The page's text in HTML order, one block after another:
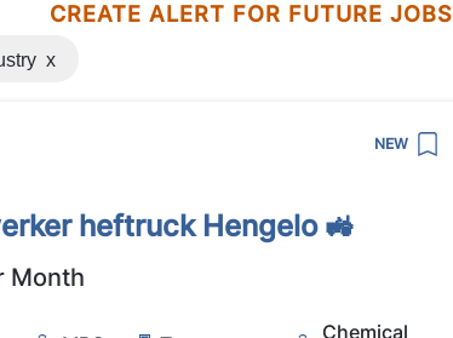
CREATE ALERT FOR FUTURE JOBS
x
NEW
heftruck Hengelo 🚜
Month
Chemical